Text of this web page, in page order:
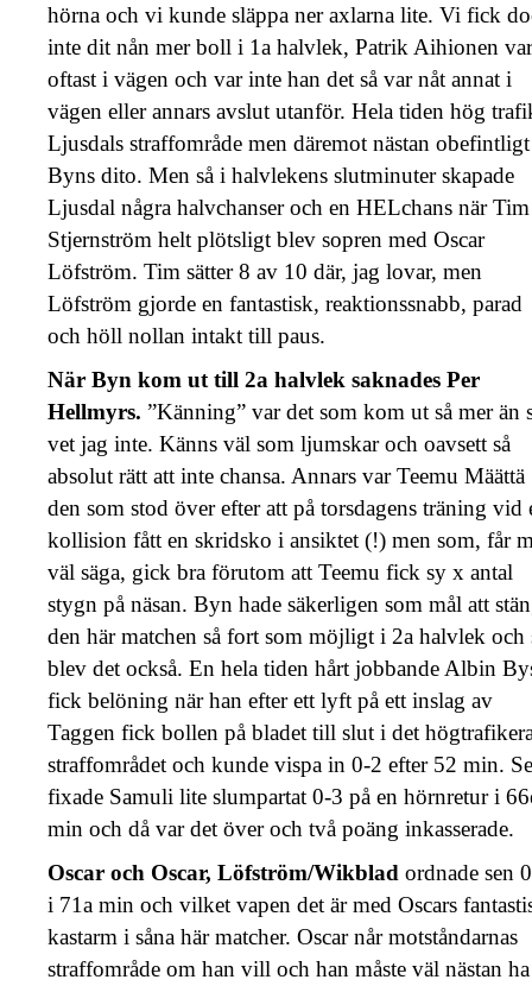
hörna och vi kunde släppa ner axlarna lite. Vi fick
inte dit nån mer boll i 1a halvlek, Patrik Aihionen var
oftast i vägen och var inte han det så var nåt annat i
vägen eller annars avslut utanför. Hela tiden hög
Ljusdals straffområde men däremot nästan
Byns dito. Men så i halvlekens slutminuter skapade
Ljusdal några halvchanser och en HELchans när Tim
Stjernström helt plötsligt blev sopren med Oscar
Löfström. Tim sätter 8 av 10 där, jag lovar, men
Löfström gjorde en fantastisk, reaktionssnabb, parad
och höll nollan intakt till paus.
När Byn kom ut till 2a halvlek saknades Per
Hellmyrs. ”Känning” var det som kom ut så mer än
vet jag inte. Känns väl som ljumskar och oavsett så
absolut rätt att inte chansa. Annars var Teemu Määttä
den som stod över efter att på torsdagens träning vid
kollision fått en skridsko i ansiktet (!) men som, får
väl säga, gick bra förutom att Teemu fick sy x antal
stygn på näsan. Byn hade säkerligen som mål att
den här matchen så fort som möjligt i 2a halvlek och
blev det också. En hela tiden hårt jobbande Albin
fick belöning när han efter ett lyft på ett inslag av
Taggen fick bollen på bladet till slut i det
straffområdet och kunde vispa in 0-2 efter 52 min.
fixade Samuli lite slumpartat 0-3 på en hörnretur i
min och då var det över och två poäng inkasserade.
Oscar och Oscar, Löfström/Wikblad ordnade sen
i 71a min och vilket vapen det är med Oscars
kastarm i såna här matcher. Oscar når motståndarnas
straffområde om han vill och han måste väl nästan ha